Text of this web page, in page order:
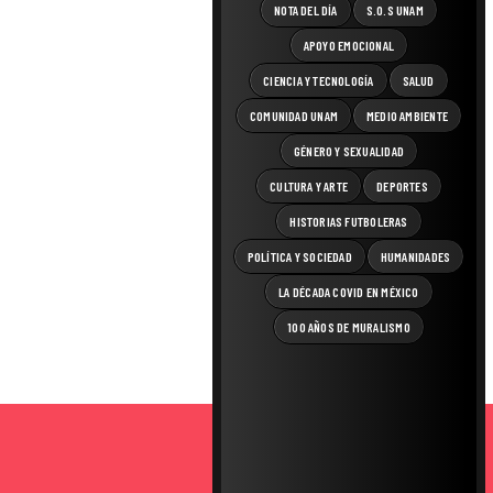
NOTA DEL DÍA S.O.S UNAM
APOYO EMOCIONAL
CIENCIA Y TECNOLOGÍA SALUD
COMUNIDAD UNAM MEDIO AMBIENTE
GÉNERO Y SEXUALIDAD
CULTURA Y ARTE DEPORTES
HISTORIAS FUTBOLERAS
POLÍTICA Y SOCIEDAD HUMANIDADES
LA DÉCADA COVID EN MÉXICO
100 AÑOS DE MURALISMO